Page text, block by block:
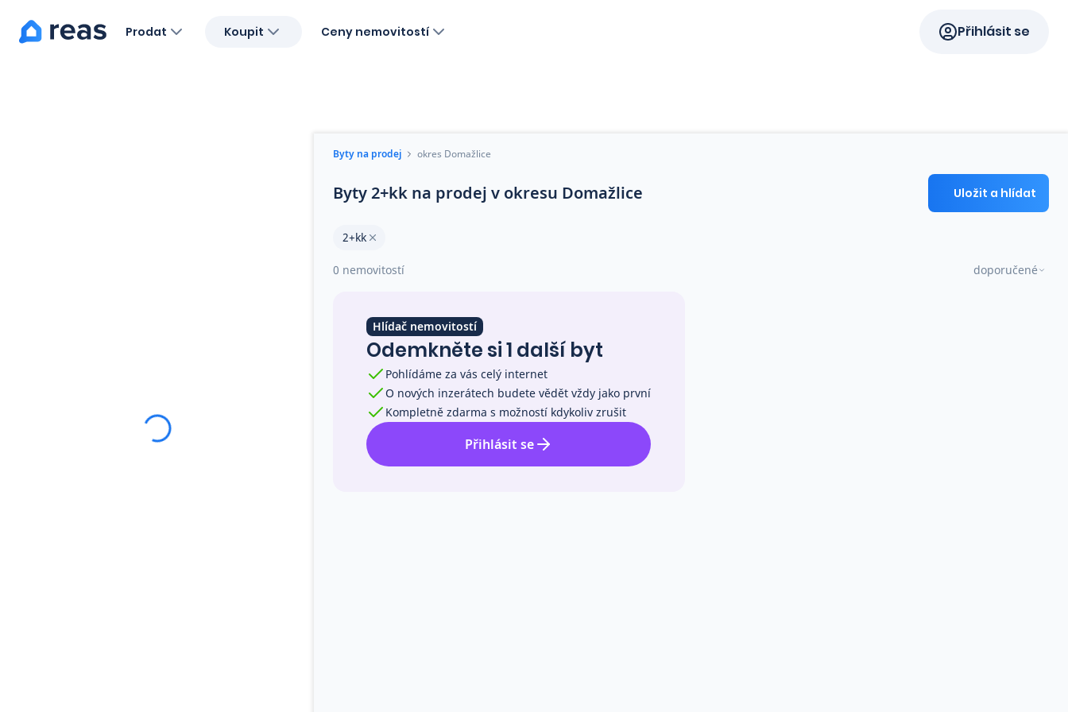
Prodat Koupit Ceny nemovitostí Přihlásit se
Byty na prodej okres Domažlice
Byty 2+kk na prodej v okresu Domažlice Uložit a hlídat
2+kk
0 nemovitostí doporučené
Hlídač nemovitostí
Odemkněte si 1 další byt
Pohlídáme za vás celý internet
O nových inzerátech budete vědět vždy jako první
Kompletně zdarma s možností kdykoliv zrušit
Přihlásit se